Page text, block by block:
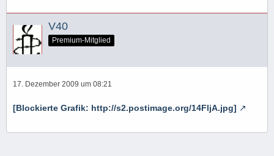
V40
Premium-Mitglied
17. Dezember 2009 um 08:21
[Blockierte Grafik: http://s2.postimage.org/14FljA.jpg]